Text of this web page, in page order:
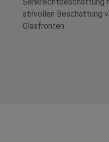
stilvollen Beschattung
Glasfronten.